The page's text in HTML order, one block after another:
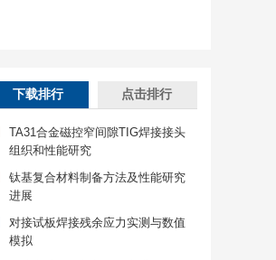
下载排行 点击排行
TA31合金磁控窄间隙TIG焊接接头
组织和性能研究
钛基复合材料制备方法及性能研究
进展
对接试板焊接残余应力实测与数值
模拟